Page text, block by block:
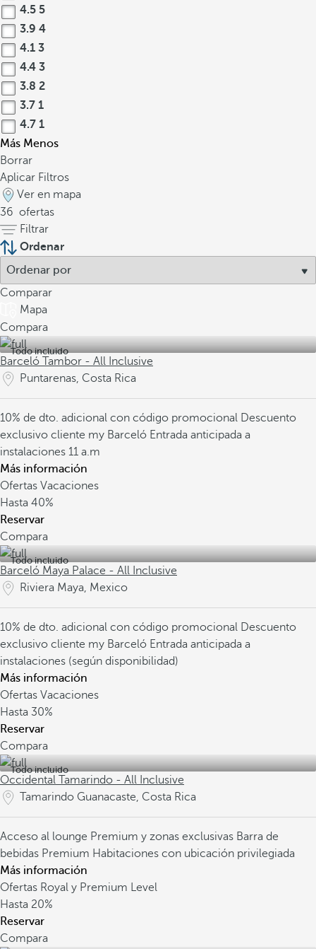
4.5 5
3.9 4
4.1 3
4.4 3
3.8 2
3.7 1
4.7 1
Más Menos
Borrar
Aplicar Filtros
Ver en mapa
36 ofertas
Filtrar
Ordenar
Comparar
Mapa
Compara
Todo incluido
Barceló Tambor - All Inclusive
Puntarenas, Costa Rica
10% de dto. adicional con código promocional Descuento
exclusivo cliente my Barceló Entrada anticipada a
instalaciones 11 a.m
Más información
Ofertas Vacaciones
Hasta 40%
Reservar
Compara
Todo incluido
Barceló Maya Palace - All Inclusive
Riviera Maya, Mexico
10% de dto. adicional con código promocional Descuento
exclusivo cliente my Barceló Entrada anticipada a
instalaciones (según disponibilidad)
Más información
Ofertas Vacaciones
Hasta 30%
Reservar
Compara
Todo incluido
Occidental Tamarindo - All Inclusive
Tamarindo Guanacaste, Costa Rica
Acceso al lounge Premium y zonas exclusivas Barra de
bebidas Premium Habitaciones con ubicación privilegiada
Más información
Ofertas Royal y Premium Level
Hasta 20%
Reservar
Compara